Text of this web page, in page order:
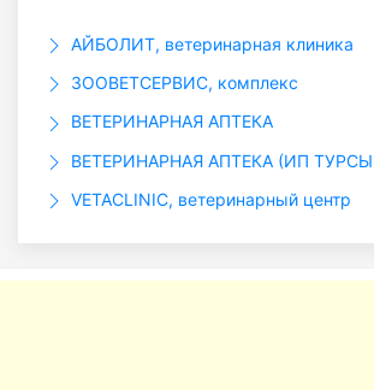
АЙБОЛИТ, ветеринарная клиника
ЗООВЕТСЕРВИС, комплекс
ВЕТЕРИНАРНАЯ АПТЕКА
ВЕТЕРИНАРНАЯ АПТЕКА (ИП
VETACLINIC, ветеринарный центр